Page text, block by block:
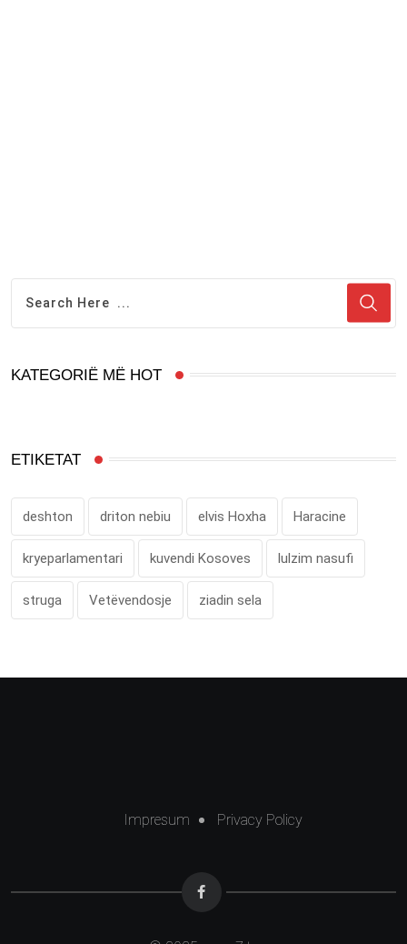
KATEGORIË MË HOT
ETIKETAT
deshton driton nebiu elvis Hoxha Haracine
kryeparlamentari kuvendi Kosoves lulzim nasufi
struga Vetëvendosje ziadin sela
Impresum Privacy Policy